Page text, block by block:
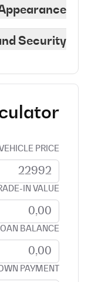
Security
VEHICLE PRICE
IN VALUE
BALANCE
PAYMENT